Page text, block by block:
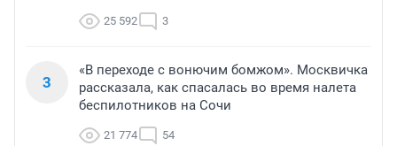
25 592 3
3
«В переходе с вонючим бомжом». Москвичка
рассказала, как спасалась во время налета
беспилотников на Сочи
21 774 54